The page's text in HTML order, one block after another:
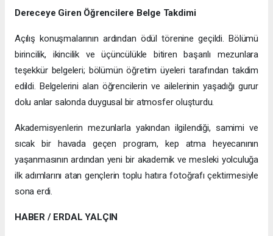
Dereceye Giren Öğrencilere Belge Takdimi
Açılış konuşmalarının ardından ödül törenine geçildi. Bölümü
birincilik, ikincilik ve üçüncülükle bitiren başarılı mezunlara
teşekkür belgeleri; bölümün öğretim üyeleri tarafından takdim
edildi. Belgelerini alan öğrencilerin ve ailelerinin yaşadığı gurur
dolu anlar salonda duygusal bir atmosfer oluşturdu.
Akademisyenlerin mezunlarla yakından ilgilendiği, samimi ve
sıcak bir havada geçen program, kep atma heyecanının
yaşanmasının ardından yeni bir akademik ve mesleki yolculuğa
ilk adımlarını atan gençlerin toplu hatıra fotoğrafı çektirmesiyle
sona erdi.
HABER / ERDAL YALÇIN